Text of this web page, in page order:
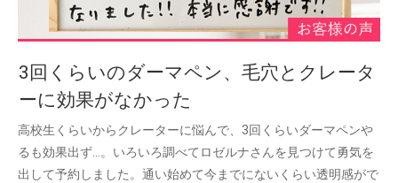
3回くらいのダーマペン、毛穴とクレータ
ーに効果がなかった
高校生くらいからクレーターに悩んで、3回くらいダーマペンや
るも効果出ず…。いろいろ調べてロゼルナさんを見つけて勇気を
出して予約しました。通い始めて今までにないくらい透明感がで